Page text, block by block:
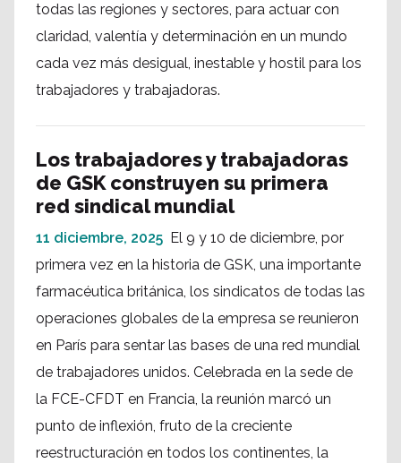
todas las regiones y sectores, para actuar con
claridad, valentía y determinación en un mundo
cada vez más desigual, inestable y hostil para los
trabajadores y trabajadoras.
Los trabajadores y trabajadoras
de GSK construyen su primera
red sindical mundial
11 diciembre, 2025 El 9 y 10 de diciembre, por
primera vez en la historia de GSK, una importante
farmacéutica británica, los sindicatos de todas las
operaciones globales de la empresa se reunieron
en París para sentar las bases de una red mundial
de trabajadores unidos. Celebrada en la sede de
la FCE-CFDT en Francia, la reunión marcó un
punto de inflexión, fruto de la creciente
reestructuración en todos los continentes, la